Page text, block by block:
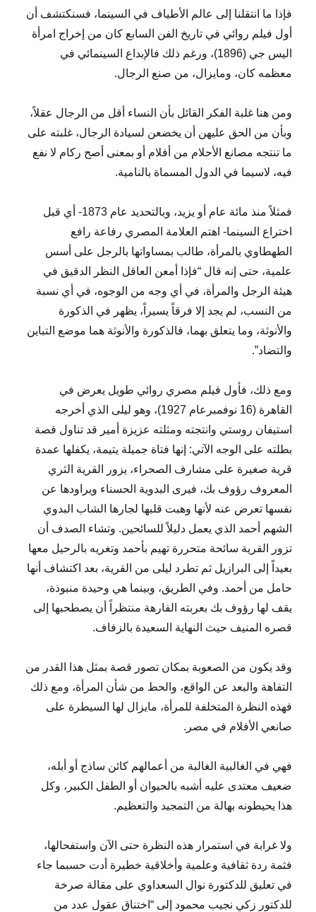
فإذا ما انتقلنا إلى عالم الأطياف في السينما، فسنكتشف أن
أول فيلم روائي في تاريخ الفن السابع كان من إخراج امرأة
اليس جي (1896)، ورغم ذلك فالإبداع السينمائي في
معظمه كان، ومايزال، من صنع الرجال.
ومن هنا غلبة الفكر القائل بأن النساء أقل من الرجال عقلاً،
وبأن من الحق عليهن أن يخضعن لسيادة الرجال، غلبته على
ما تنتجه مصانع الأحلام من أفلام أو بمعنى أصح ركام لا نفع
فيه، لاسيما في الدول المسماة بالنامية.
فمثلاً منذ مائة عام أو يزيد، وبالتحديد عام 1873- أي قبل
اختراع السينما- اهتم العلامة المصري رفاعة رافع
الطهطاوي بالمرأة، طالب بمساواتها بالرجل على أسس
علمية، حتى إنه قال “فإذا أمعن العاقل النظر الدقيق في
هيئة الرجل والمرأة، في أي وجه من الوجوه، في أي نسبة
من النسب، لم يجد إلا فرقاً يسيراً، يظهر في الذكورة
والأنوثة، وما يتعلق بهما، فالذكورة والأنوثة هما موضع التباين
والتضاد”.
ومع ذلك، فأول فيلم مصري روائي طويل يعرض في
القاهرة (16 نوفمبرعام 1927)، وهو ليلى الذي أخرجه
استيفان روستي وانتجته ومثلته عزيزة أمير قد تناول قصة
بطلته على الوجه الآتي: إنها فتاة جميلة يتيمة، يكفلها عمدة
قرية صغيرة على مشارف الصحراء، يزور القرية الثري
المعروف رؤوف بك، فيرى البدوية الحسناء ويراودها عن
نفسها تعرض عنه لأنها وهبت قلبها لجارها الشاب البدوي
الشهم أحمد الذي يعمل دليلاً للسائحين. وتشاء الصدف أن
تزور القرية سائحة متحررة تهيم بأحمد وتغريه بالرحيل معها
بعيداً إلى البرازيل ثم تطرد ليلى من القرية، بعد اكتشاف أنها
حامل من أحمد. وفي الطريق، وبينما هي وحيدة منبوذة،
يقف لها رؤوف بك بعربته الفارهة منتظراً أن يصطحبها إلى
قصره المنيف حيث النهاية السعيدة بالزفاف.
وقد يكون من الصعوبة بمكان تصور قصة بمثل هذا القدر من
التفاهة والبعد عن الواقع، والحط من شأن المرأة، ومع ذلك
فهذه النظرة المتخلفة للمرأة، مايزال لها السيطرة على
صانعي الأفلام في مصر.
فهي في الغالبية الغالبة من أعمالهم كائن ساذج أو أبله،
ضعيف معتدى عليه أشبه بالحيوان أو الطفل الكبير، وكل
هذا يحيطونه بهالة من التمجيد والتعظيم.
ولا غرابة في استمرار هذه النظرة حتى الآن واستفحالها،
فثمة ردة ثقافية وعلمية وأخلاقية خطيرة أدت حسبما جاء
في تعليق للدكتورة نوال السعداوي على مقالة صرخة
للدكتور زكي نجيب محمود إلى “اختناق عقول عدد من